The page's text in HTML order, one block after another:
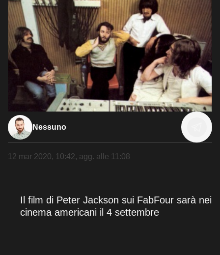
Nessuno
12 mar 2020, 10:42, agg. alle 11:08
Il film di Peter Jackson sui FabFour sarà nei
cinema americani il 4 settembre